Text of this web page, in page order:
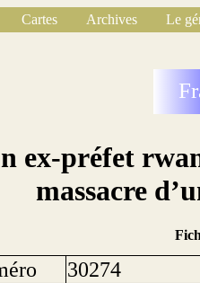
Cartes Archives
Le
ex-préfet
massacre
30274